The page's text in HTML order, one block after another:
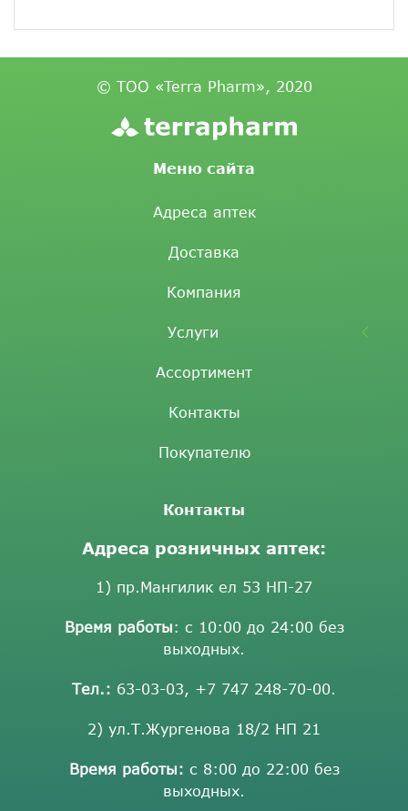
© ТОО «Terra Pharm», 2020
Меню сайта
Адреса аптек
Доставка
Компания
Услуги
Ассортимент
Контакты
Покупателю
Контакты
Адреса розничных аптек:
1) пр.Мангилик ел 53 НП-27
Время работы: с 10:00 до 24:00 без
выходных.
Тел.: 63-03-03, +7 747 248-70-00.
2) ул.Т.Жургенова 18/2 НП 21
Время работы: с 8:00 до 22:00 без
выходных.